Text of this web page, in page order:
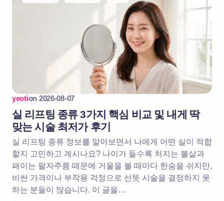
yeotion 2026-08-07
실 리프팅 종류 3가지 핵심 비교 및 내게 딱
맞는 시술 최저가 후기
실 리프팅 종류 정보를 알아보면서 나에게 어떤 실이 적합
할지 고민하고 계시나요? 나이가 들수록 처지는 볼살과
패이는 팔자주름 때문에 거울을 볼 때마다 한숨을 쉬지만,
비싼 가격이나 부작용 걱정으로 선뜻 시술을 결정하지 못
하는 분들이 많습니다. 이 글을…